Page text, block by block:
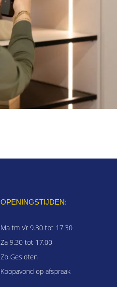
OPENINGSTIJDEN:
Ma tm Vr 9.30 tot 17.30
Za 9.30 tot 17.00
Zo Gesloten
Koopavond op afspraak